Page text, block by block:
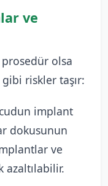
ve
olsa
riskler taşır:
implant
dokusunun
ve